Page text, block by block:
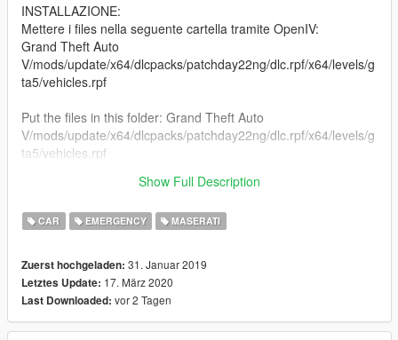
INSTALLAZIONE:
Mettere i files nella seguente cartella tramite OpenIV:
Grand Theft Auto
V/mods/update/x64/dlcpacks/patchday22ng/dlc.rpf/x64/levels/g
ta5/vehicles.rpf
Put the files in this folder: Grand Theft Auto
V/mods/update/x64/dlcpacks/patchday22ng/dlc.rpf/x64/levels/g
ta5/vehicles.rpf
Show Full Description
CAR EMERGENCY MASERATI
Zuerst hochgeladen: 31. Januar 2019
Letztes Update: 17. März 2020
Last Downloaded: vor 2 Tagen